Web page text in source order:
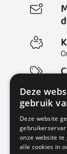
KMP
Airport Business
Frankfurtstraat
Deze
gebruik
Deze website
onze website
alle cookies in